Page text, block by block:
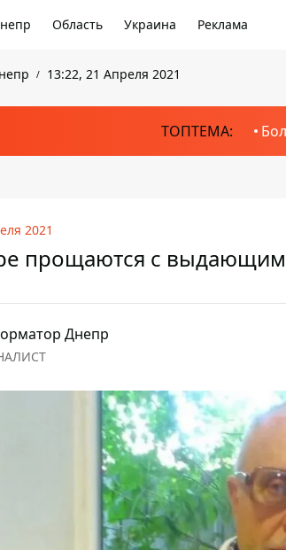
Область Украина Реклама
13:22, 21 Апреля 2021
ТОПТЕМА:
2021
прощаются с
Днепр